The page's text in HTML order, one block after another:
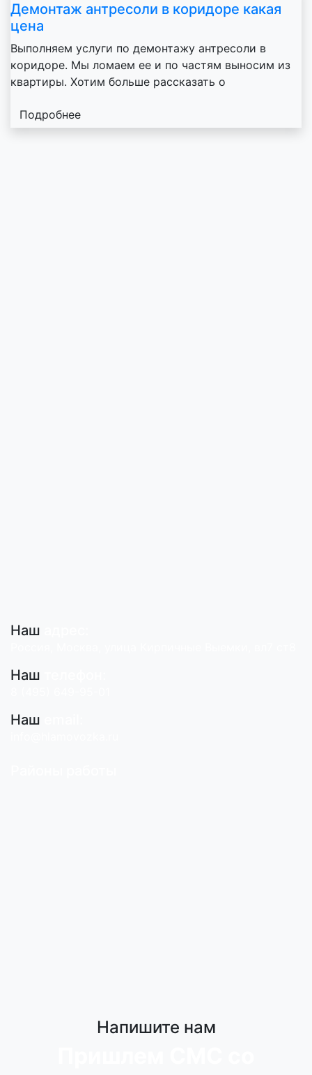
Демонтаж антресоли в коридоре какая
цена
Выполняем услуги по демонтажу антресоли в
коридоре. Мы ломаем ее и по частям выносим из
квартиры. Хотим больше рассказать о
Подробнее
Наш
Наш
Наш
Напишите нам